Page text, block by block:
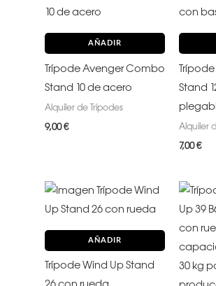
AÑADIR
Trípode Avenger Combo
Stand 10 de acero
Alquiler de Trípodes
9,00€
Stand
Alquiler
7,00€
AÑADIR
Trípode Wind Up Stand